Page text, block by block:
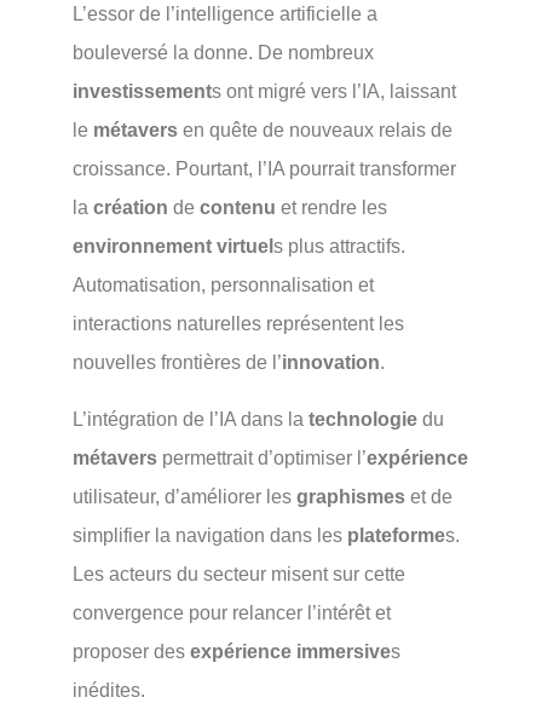
L’essor de l’intelligence artificielle a
bouleversé la donne. De nombreux
investissements ont migré vers l’IA, laissant
le métavers en quête de nouveaux relais de
croissance. Pourtant, l’IA pourrait transformer
la création de contenu et rendre les
environnement virtuel s plus attractifs.
Automatisation, personnalisation et
interactions naturelles représentent les
nouvelles frontières de l’innovation.
L’intégration de l’IA dans la technologie du
métavers permettrait d’optimiser l’expérience
utilisateur, d’améliorer les graphismes et de
simplifier la navigation dans les plateformes.
Les acteurs du secteur misent sur cette
convergence pour relancer l’intérêt et
proposer des expérience immersives
inédites.